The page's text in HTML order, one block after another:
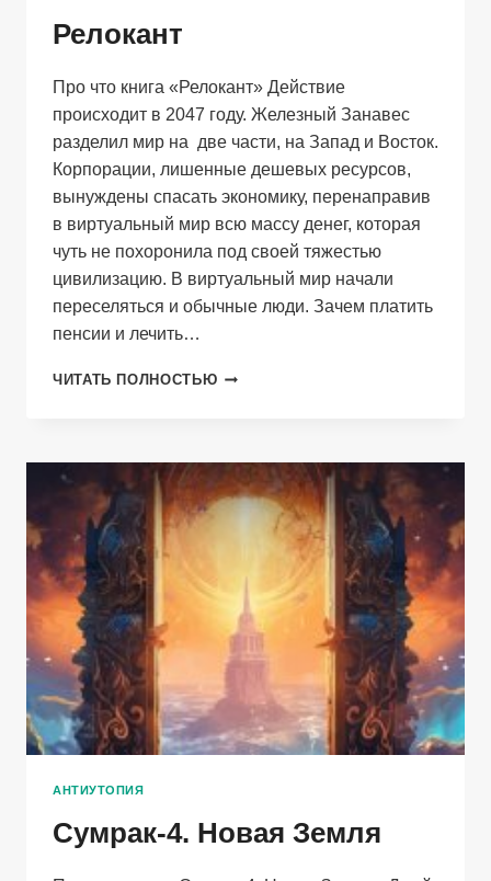
Релокант
Про что книга «Релокант» Действие
происходит в 2047 году. Железный Занавес
разделил мир на две части, на Запад и Восток.
Корпорации, лишенные дешевых ресурсов,
вынуждены спасать экономику, перенаправив
в виртуальный мир всю массу денег, которая
чуть не похоронила под своей тяжестью
цивилизацию. В виртуальный мир начали
переселяться и обычные люди. Зачем платить
пенсии и лечить…
ЧИТАТЬ ПОЛНОСТЬЮ РЕЛОКАНТ
АНТИУТОПИЯ
Сумрак-4. Новая Земля